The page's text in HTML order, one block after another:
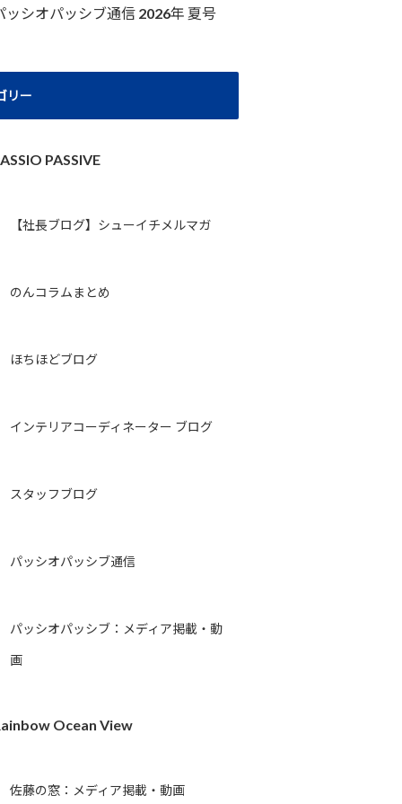
ッシオパッシブ通信 2026年 夏号
リー
PASSIVE
【社長ブログ】シューイチメルマガ
のんコラムまとめ
ほちほどブログ
インテリアコーディネーター ブログ
スタッフブログ
パッシオパッシブ通信
パッシオパッシブ：メディア掲載・動
画
Ocean View
佐藤の窓：メディア掲載・動画